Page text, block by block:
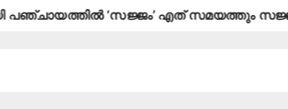
‘സജ്ജം’ എത് സമയത്തും സജ്ജമാണ്.